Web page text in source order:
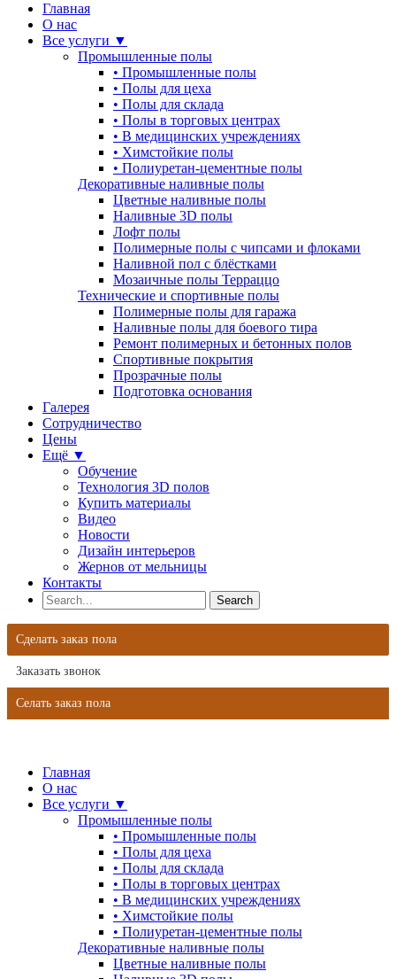
Главная
О нас
Все услуги ▼
Промышленные полы
• Промышленные полы
• Полы для цеха
• Полы для склада
• Полы в торговых центрах
• В медицинских учреждениях
• Химстойкие полы
• Полиуретан-цементные полы
Декоративные наливные полы
Цветные наливные полы
Наливные 3D полы
Лофт полы
Полимерные полы с чипсами и флоками
Наливной пол с блёстками
Мозаичные полы Терраццо
Технические и спортивные полы
Полимерные полы для гаража
Наливные полы для боевого тира
Ремонт полимерных и бетонных полов
Спортивные покрытия
Прозрачные полы
Подготовка основания
Галерея
Сотрудничество
Цены
Ещё ▼
Обучение
Технология 3D полов
Купить материалы
Видео
Новости
Дизайн интерьеров
Жернов от мельницы
Контакты
Сделать заказ пола
Заказать звонок
Селать заказ пола
Главная
О нас
Все услуги ▼
Промышленные полы
• Промышленные полы
• Полы для цеха
• Полы для склада
• Полы в торговых центрах
• В медицинских учреждениях
• Химстойкие полы
• Полиуретан-цементные полы
Декоративные наливные полы
Цветные наливные полы